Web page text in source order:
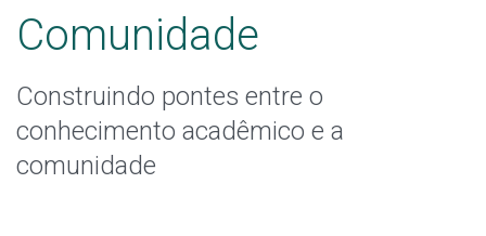
Extensão
Chamadas Públicas
Parcerias
Comunidade
Construindo pontes entre o
conhecimento acadêmico e a
comunidade